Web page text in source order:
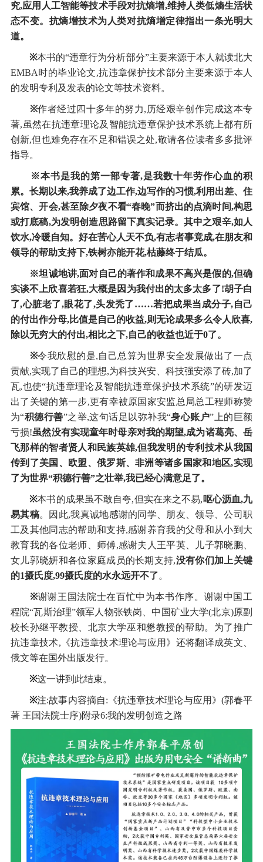
究,应用人工智能等技术手段对抗熵增,维持人类低熵生活状
态不变。抗熵增技术为人类对抗熵增定律指出一条光明大
道。
※本书的“违章行为分析部分”主要来源于本人就读北大
EMBA时的毕业论文,抗违章保护技术部分主要来源于本人
的发明专利及发表的论文等技术资料。
※作者经过四十多年的努力,历经艰辛创作完成这本专
著,虽然在抗违章理论及智能抗违章保护技术系统上都有所
创新,但也难免存在不足和错误之处,敬请各位读者多多批评
指导。
※本书是我的第一部专著,是我数十年劳作心血的积
累。长期以来,我养成了边工作,边写作的习惯,利用出差、住
宾馆、开会,甚至除夕夜不看“春晚”而挤出的点滴时间,构思
或打底稿,为发明创造思路留下真实记录。其中之艰辛,如人
饮水,冷暖自知。好在苦心人天不负,有志者事竟成,在朋友和
领导的帮助支持下,铁树亦能开花,枯藤终于结瓜。
※坦诚地讲,面对自己的著作和成果不高兴是假的,但确
实谈不上欣喜若狂,大概是因为我付出的太多太多了!胡子白
了,心脏老了,眼花了,头发秃了……若把成果当成分子,自己
的付出作分母,比值是自己的收益,则无论成果多么令人欣喜,
除以无穷大的付出,相比之下,自己的收益也近于0了。
※令我欣慰的是,自己总算为世界安全发展做出了一点
贡献,实现了自己的理想,为科技兴安、科技强安添了砖,加了
瓦,也使“抗违章理论及智能抗违章保护技术系统”的研发迈
出了关键的第一步,更有幸被原国家安监总局总工程师称赞
为“积德行善”之举,这句话足以弥补我“身心账户”上的巨额
亏损!虽然没有实现童年时母亲对我的期望,成为诸葛亮、岳
飞那样的智者贤人和民族英雄,但我发明的专利技术从我国
传到了美国、欧盟、俄罗斯、非洲等诸多国家和地区,实现
了为世界“积德行善”之壮举,我已经心满意足了。
※本书的成果虽不敢自夸,但实在来之不易, 呕心沥血,九
易其稿。因此,我真诚地感谢的同学、朋友、领导、公司职
工及其他同志的帮助和支持,感谢养育我的父母和从小到大
教育我的各位老师、师傅,感谢夫人王平英、儿子郭晓鹏、
女儿郭晓妍和各位家庭成员的长期支持,没有你们加上关键
的1摄氏度,99摄氏度的水永远开不了。
※谢谢王国法院士在百忙中为本书作序。谢谢中国工
程院“瓦斯治理”领军人物张铁岗、中国矿业大学(北京)原副
校长孙继平教授、北京大学巫和懋教授的帮助。为了推广
抗违章技术,《抗违章技术理论与应用》还将翻译成英文、
俄文等在国外出版发行。
※这一讲到此结束。
※注:故事内容摘自:《抗违章技术理论与应用》(郭春平
著 王国法院士序)附录6:我的发明创造之路